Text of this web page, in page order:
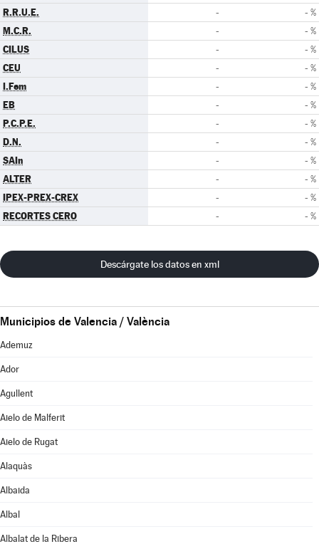
R.R.U.E. - - %
M.C.R. - - %
CILUS - - %
CEU - - %
I.Fem - - %
EB - - %
P.C.P.E. - - %
D.N. - - %
SAIn - - %
ALTER - - %
IPEX-PREX-CREX - - %
RECORTES CERO - - %
Descárgate los datos en xml
Municipios de Valencia / València
Ademuz
Ador
Agullent
Aielo de Malferit
Aielo de Rugat
Alaquàs
Albaida
Albal
Albalat de la Ribera